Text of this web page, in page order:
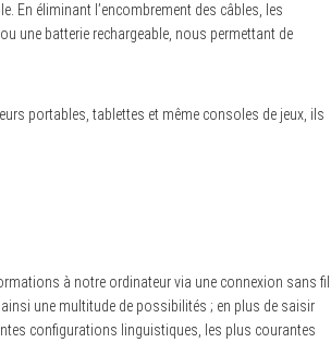
En éliminant l’encombrement des câbles, les
une batterie rechargeable, nous permettant de
portables, tablettes et même consoles de jeux, ils
à notre ordinateur via une connexion sans fil
une multitude de possibilités ; en plus de saisir
configurations linguistiques, les plus courantes